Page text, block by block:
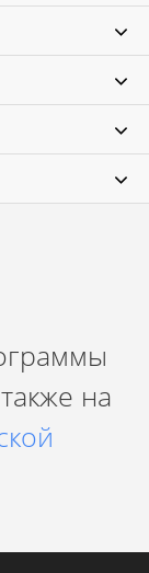
обстановки,
красивом
на